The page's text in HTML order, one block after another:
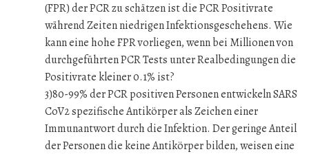
(FPR) der PCR zu schätzen ist die PCR Positivrate
während Zeiten niedrigen Infektionsgeschehens. Wie
kann eine hohe FPR vorliegen, wenn bei Millionen von
durchgeführten PCR Tests unter Realbedingungen die
Positivrate kleiner 0.1% ist?
3)80-99% der PCR positiven Personen entwickeln SARS
CoV2 spezifische Antikörper als Zeichen einer
Immunantwort durch die Infektion. Der geringe Anteil
der Personen die keine Antikörper bilden, weisen eine